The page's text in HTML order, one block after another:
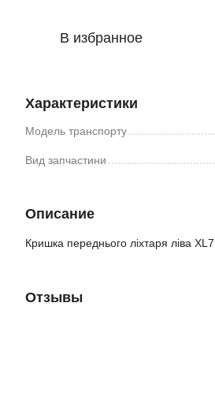
В избранное
Характеристики
Модель транспорту
Вид запчастини
Описание
Кришка переднього ліхтаря ліва XL7
Отзывы